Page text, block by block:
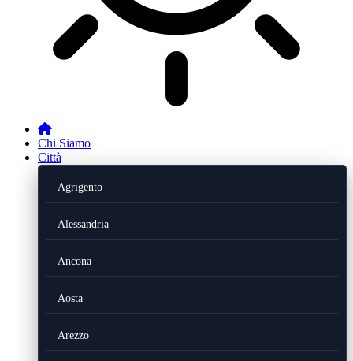
Chi Siamo
Città
Agrigento
Alessandria
Ancona
Aosta
Arezzo